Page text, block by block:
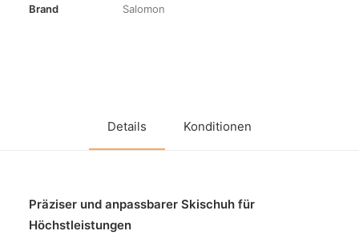
Brand
Salomon
Details Konditionen
Präziser und anpassbarer Skischuh für
Höchstleistungen